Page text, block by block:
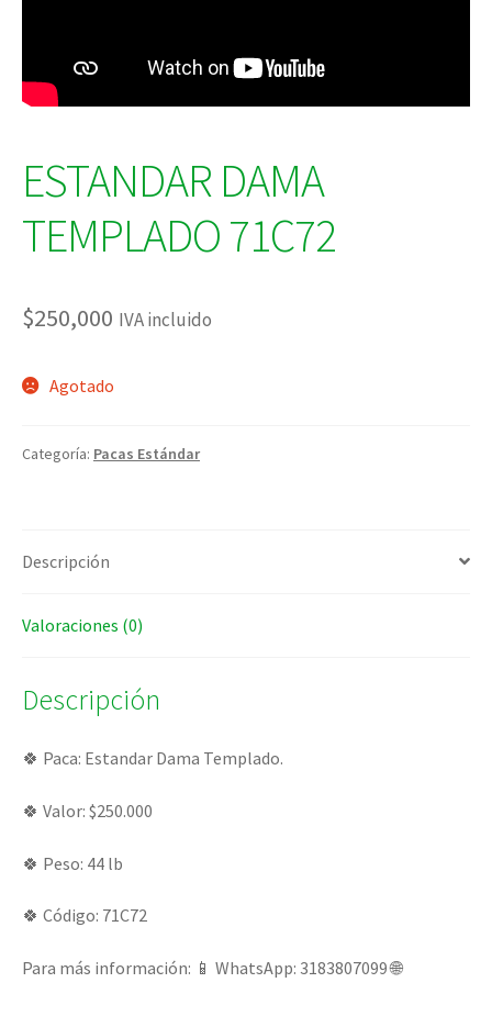
ESTANDAR DAMA
TEMPLADO 71C72
$250,000 IVA incluido
Agotado
Categoría: Pacas Estándar
Descripción
Valoraciones (0)
Descripción
🍀 Paca: Estandar Dama Templado.
🍀 Valor: $250.000
🍀 Peso: 44 lb
🍀 Código: 71C72
Para más información: 📱 WhatsApp: 3183807099 🌐